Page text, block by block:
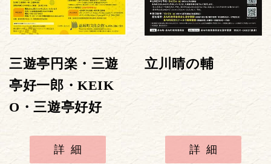
三遊亭円楽・三遊
亭好一郎・KEIK
O・三遊亭好好
詳細
立川晴の輔
詳細